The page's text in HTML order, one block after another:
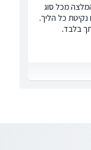
מכל סוג
נקיטת כל הליך.
בלבד.